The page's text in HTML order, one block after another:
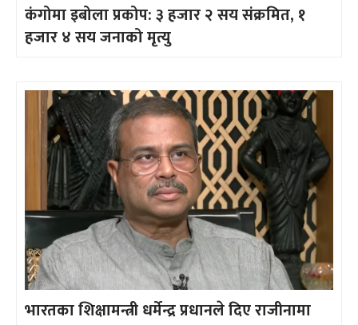
कंगोमा इबोला प्रकोप: ३ हजार २ सय संक्रमित, १
हजार ४ सय जनाको मृत्यु
भारतका शिक्षामन्त्री धर्मेन्द्र प्रधानले दिए राजीनामा